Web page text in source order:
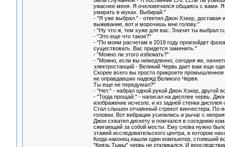
ужаснее меня. Я очеловечился общаясь с вами.
умирать в муках. Выбирай."
- "Я уже выбрал." - ответил Джон Хэкер, доставая
выживание, вот и морочишь мне голову."
- "Ну что ж, тем хуже для вас. Значит ты выбрал
- "Это еще что такое?"
- "По моим расчетам в 2019 году произойдет
существовать. Вас придется заменить."
- "Можно ли этого избежать?"
- "Можно, если вы немедленно, сегодня же,
электростанций - Великий Червь дает вам еще
Скорее всего вы просто прикроете промышленное
не оправдавших надежд Великого Червя.
Ты еще не передумал?"
- "Нет." - набрал одной рукой Джон Хэкер, другой
- "Тогда прощай." - написал на дисплее червь.
изображение исчезло, и из задней стенки
Стал слышен отчаянный стрекот винчестера. По-
головки. Вот вибрации усилились и рычаг с
Джон схватил дискету и помчался в соседнюю
сжигающий за собой мосты. Ему снова нужно
этажей исследовательского центра, в котором
Когда наконец нашли один компьютер, стоявший
"Князь Тьмы" червь не откликался. И